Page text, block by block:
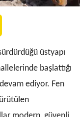
üstyapı
başlattığı
ediyor. Fen